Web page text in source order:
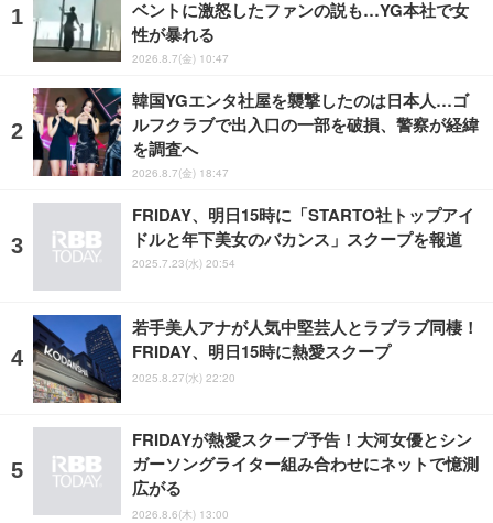
ベントに激怒したファンの説も…YG本社で女
性が暴れる
2026.8.7(金) 10:47
韓国YGエンタ社屋を襲撃したのは日本人…ゴ
ルフクラブで出入口の一部を破損、警察が経緯
を調査へ
2026.8.7(金) 18:47
FRIDAY、明日15時に「STARTO社トップアイ
ドルと年下美女のバカンス」スクープを報道
2025.7.23(水) 20:54
若手美人アナが人気中堅芸人とラブラブ同棲！
FRIDAY、明日15時に熱愛スクープ
2025.8.27(水) 22:20
FRIDAYが熱愛スクープ予告！大河女優とシン
ガーソングライター組み合わせにネットで憶測
広がる
2026.8.6(木) 13:00